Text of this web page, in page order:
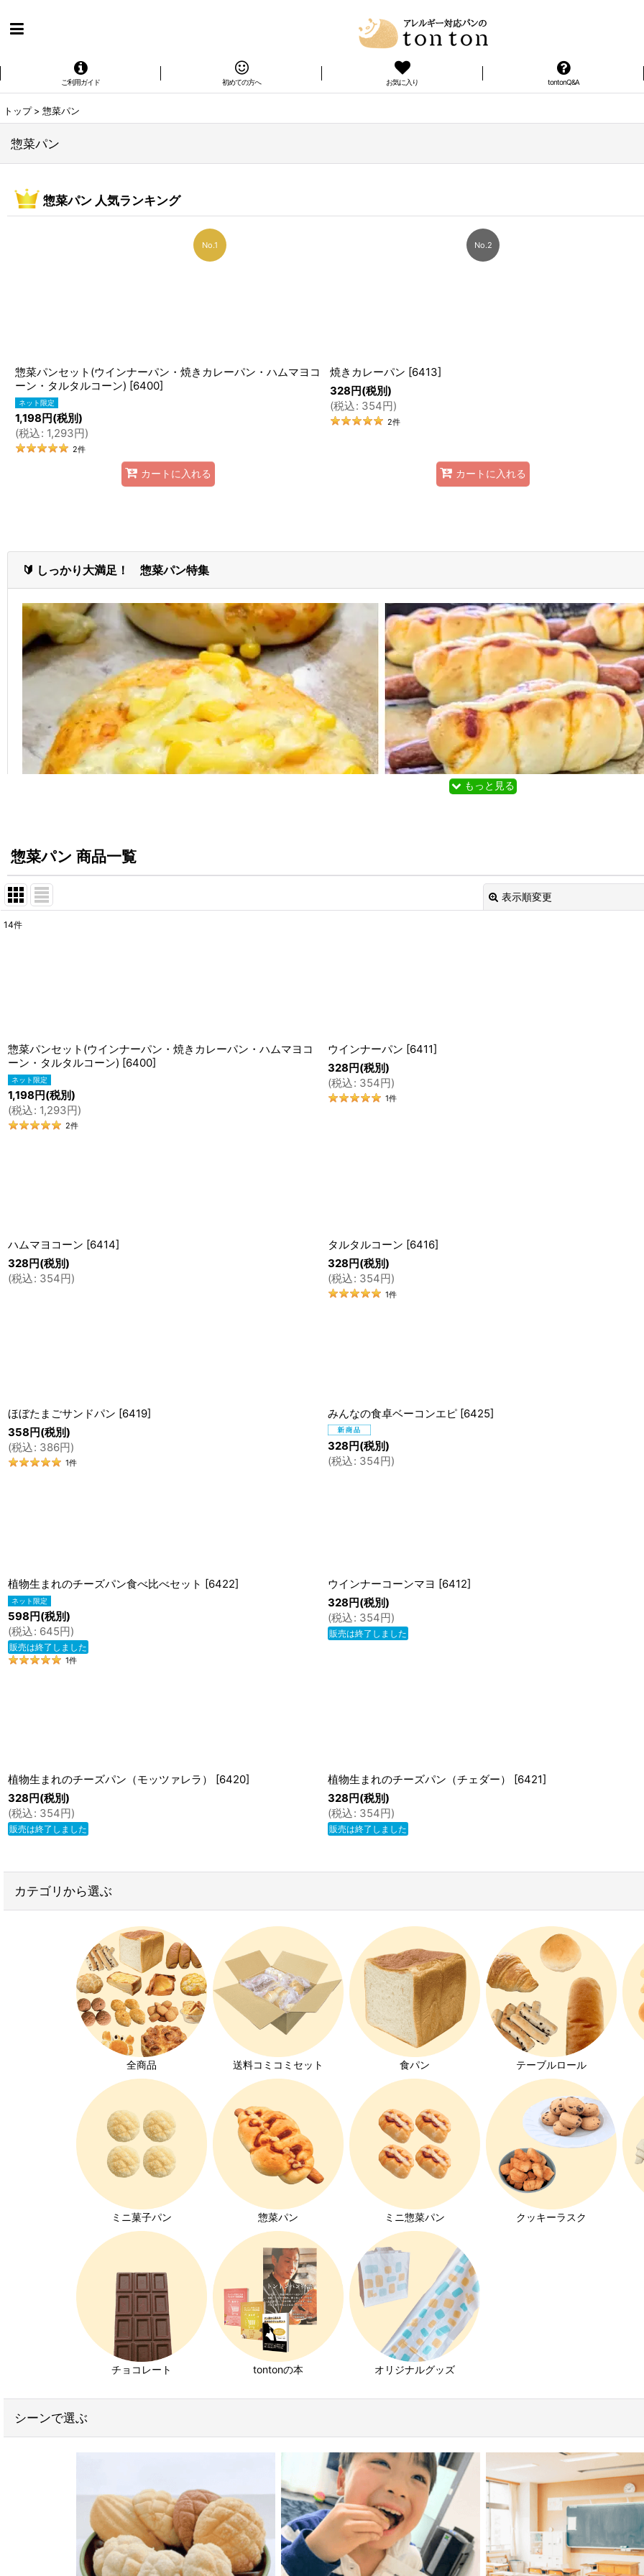
ご利用ガイド 初めての方へ お気に入り tontonQ&A
トップ > 惣菜パン
惣菜パン
惣菜パン 人気ランキング
No.1 No.2
惣菜パンセット(ウインナーパン・焼きカレーパン・ハムマヨコ
ーン・タルタルコーン) [6400]
1,198 円(税別)
(税込: 1,293円)
2件
カートに入れる
焼きカレーパン [6413]
328 円(税別)
(税込: 354円)
2件
カートに入れる
🔰 しっかり大満足！ 惣菜パン特集
「アレルギーがあるお子さんに、美味しい惣菜パンを食べさせてあげたい！」から、
🥪 こだわりの原材料
卵や乳成分を使っていないウインナーやハム。
もっと見る
惣菜パン 商品一覧
表示順変更
14件
惣菜パンセット(ウインナーパン・焼きカレーパン・ハムマヨコ
ーン・タルタルコーン) [6400]
1,198 円(税別)
(税込: 1,293円)
2件
ウインナーパン [6411]
328 円(税別)
(税込: 354円)
1件
ハムマヨコーン 6414
328 円(税別)
(税込: 354円 )
タルタルコーン 6416]
328 円(税別)
(税込: 354円 )
1件
ほぼたまごサンドパン [6419]
358 円(税別)
(税込: 386円)
1件
みんなの食卓ベーコンエピ [6425]
328 円(税別)
(税込: 354円)
植物生まれのチーズパン食べ比べセット [6422]
598 円(税別)
(税込: 645円)
販売は終了しました
1件
ウインナーコーンマヨ [6412]
328 円(税別)
(税込: 354円)
販売は終了しました
植物生まれのチーズパン（モッツァレラ） 6420
328 円(税別)
(税込: 354円 )
販売は終了しました
植物生まれのチーズパン（チェダー） 6421
328 円(税別)
(税込: 354円 )
販売は終了しました
カテゴリから選ぶ
全商品 送料コミコミセット 食パン テーブルロール
ミニ菓子パン 惣菜パン ミニ惣菜パン クッキーラスク
チョコレート tontonの本 オリジナルグッズ
シーンで選ぶ